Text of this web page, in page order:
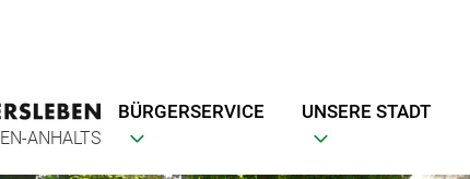
ANHALTS
BÜRGERSERVICE UNSERE STADT